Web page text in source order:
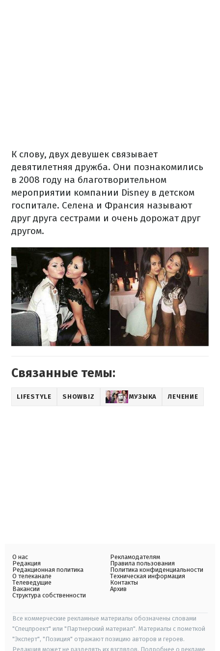
К слову, двух девушек связывает
девятилетняя дружба. Они познакомились
в 2008 году на благотворительном
мероприятии компании Disney в детском
госпитале. Селена и Франсия называют
друг друга сестрами и очень дорожат друг
другом.
Связанные темы:
LIFESTYLE SHOWBIZ МУЗЫКА ЛЕЧЕНИЕ
О нас
Редакция
Редакционная политика
О телеканале
Телеведущие
Вакансии
Структура собственности
Рекламодателям
Правила пользования
Политика конфиденциальности
Техническая информация
Контакты
Архив
Все коммерческие рекламные материалы обозначены словами
"Спецпроект" или "Партнерский материал". Материалы с пометкой
"Эксперт", "Позиция" отражают позицию авторов и героев.
Редакция может не разделять их взглядов. Подробнее о рекламе